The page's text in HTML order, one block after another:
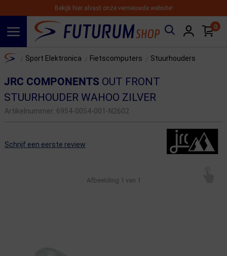
Bekijk hier alvast onze vernieuwde website!
0
Home Sport Elektronica Fietscomputers Stuurhouders
JRC COMPONENTS OUT FRONT
STUURHOUDER WAHOO ZILVER
Artikelnummer: 6954-0054-001-N2602
Schrijf een eerste review
Afbeelding 1 van 1